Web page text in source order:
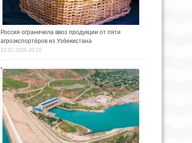
Россия ограничила ввоз продукции от пяти
агроэкспортёров из Узбекистана
22.07.2026 20:10